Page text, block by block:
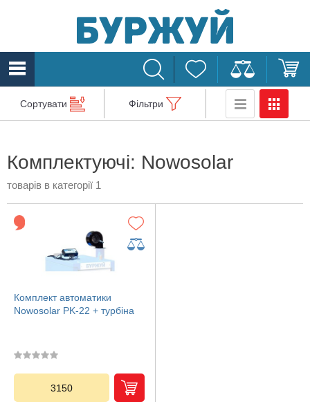
Сортувати Фільтри
Комплектуючі: Nowosolar
товарів в категорії 1
Комплект автоматики
Nowosolar PK-22 + турбіна
3150